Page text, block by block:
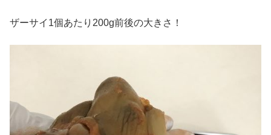
ザーサイ1個あたり200g前後の大きさ！